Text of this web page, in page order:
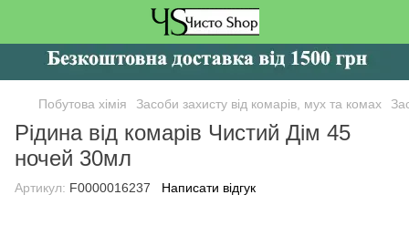
Побутова хімія Засоби захисту від комарів, мух та комах
Рідина від комарів Чистий Дім 45
ночей 30мл
Артикул: F0000016237 Написати відгук